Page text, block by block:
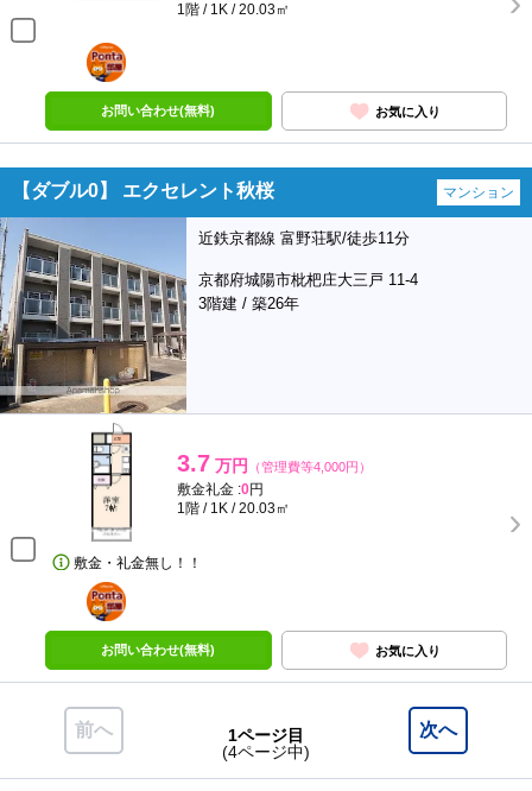
1階 / 1K / 20.03㎡
ポンタ
部屋
お問い合わせ(無料) お気に入り
【ダブル0】 エクセレント秋桜 マンション
近鉄京都線 富野荘駅/徒歩11分
京都府城陽市枇杷庄大三戸 11-4
3階建 / 築26年
3.7 万円 （管理費等4,000円）
敷金礼金 :0円
1階 / 1K / 20.03㎡
敷金・礼金無し！！
ポンタ
部屋
お問い合わせ(無料) お気に入り
前へ 次へ
1ページ目
(4ページ中)